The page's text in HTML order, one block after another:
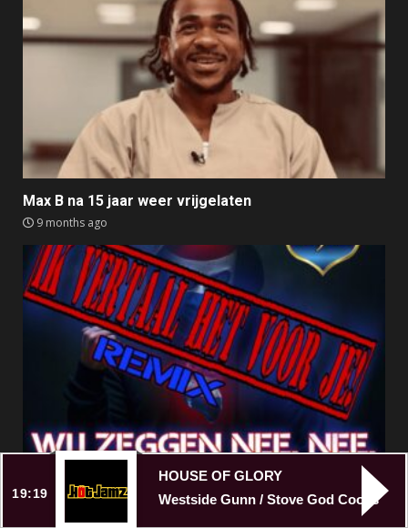
Max B na 15 jaar weer vrijgelaten
9 months ago
Anti-AZC nummer Broken Veteran alsnog offline
9 months ago
19:19
HOUSE OF GLORY
Westside Gunn / Stove God Cooks